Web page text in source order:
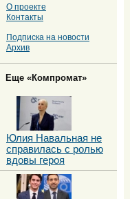
О проекте
Контакты
Подписка на новости
Архив
Еще «Компромат»
Юлия Навальная не
справилась с ролью
вдовы героя